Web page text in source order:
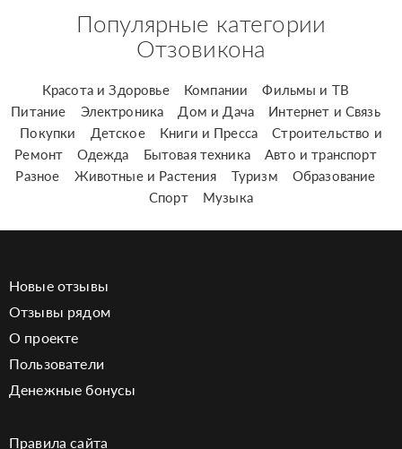
Популярные категории
Отзовикона
Красота и Здоровье Компании
Фильмы и ТВ
Питание
Электроника Дом и Дача
Интернет и Связь
Покупки
Детское Книги и Пресса
Строительство и
Ремонт
Одежда Бытовая техника
Авто и транспорт
Разное
Животные и Растения Туризм
Образование
Спорт
Музыка
Новые отзывы
Отзывы рядом
О проекте
Пользователи
Денежные бонусы
Правила сайта